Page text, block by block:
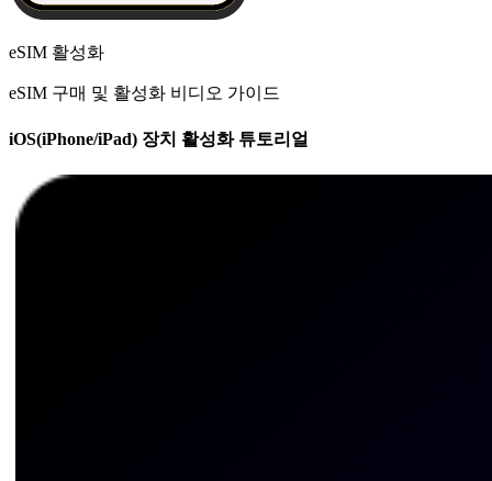
eSIM 활성화
eSIM 구매 및 활성화 비디오 가이드
iOS(iPhone/iPad) 장치 활성화 튜토리얼